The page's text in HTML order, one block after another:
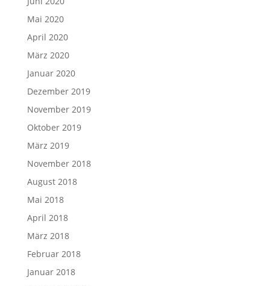
Mai 2020
April 2020
März 2020
Januar 2020
Dezember 2019
November 2019
Oktober 2019
März 2019
November 2018
August 2018
Mai 2018
April 2018
März 2018
Februar 2018
Januar 2018